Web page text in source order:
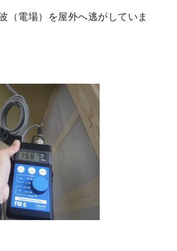
（電場）を屋外へ逃がしていま